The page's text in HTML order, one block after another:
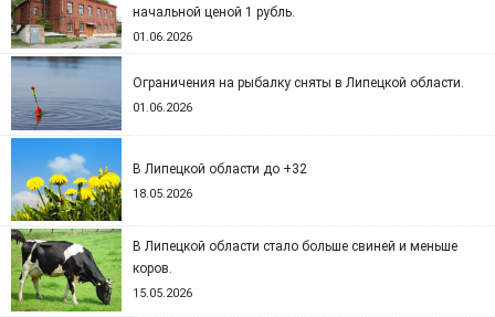
начальной ценой 1 рубль.
01.06.2026
Ограничения на рыбалку сняты в Липецкой области.
01.06.2026
В Липецкой области до +32
18.05.2026
В Липецкой области стало больше свиней и меньше
коров.
15.05.2026